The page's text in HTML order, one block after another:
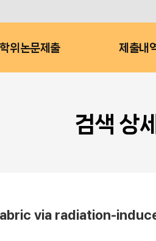
학위논문제출 제출내
검색 상세
via radiation-